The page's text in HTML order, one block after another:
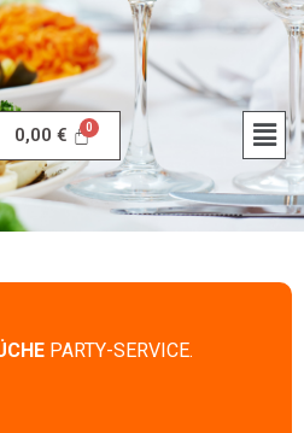
0,00 €
PARTY-SERVICE.